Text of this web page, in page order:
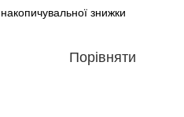
знижки
Порівняти